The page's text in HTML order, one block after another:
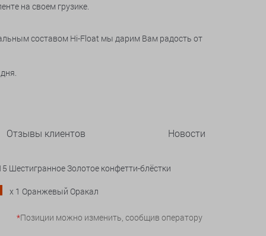
на своем грузике.
составом Hi-Float мы дарим Вам радость от
Отзывы клиентов Новости
Шестигранное Золотое конфетти-блёстки
x 1 Оранжевый Оракал
*Позиции можно изменить, сообщив оператору